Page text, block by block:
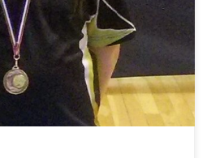
du Ping. Dany était la dernière à être
Vétérans. Elle fait une très bonne
performances et s’offre une belle
[…]